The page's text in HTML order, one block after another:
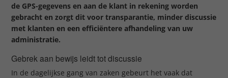
de GPS-gegevens en aan de klant in rekening worden
gebracht en zorgt dit voor transparantie, minder discussie
met klanten en een efficiëntere afhandeling van uw
administratie.
Gebrek aan bewijs leidt tot discussie
In de dagelijkse gang van zaken gebeurt het vaak dat